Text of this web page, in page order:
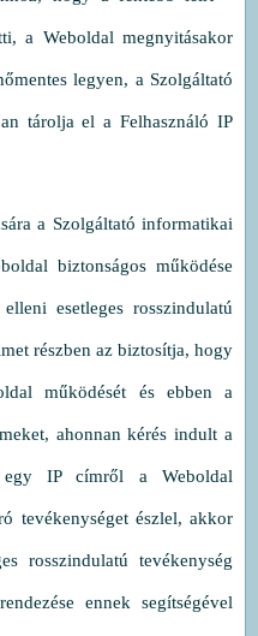
a Weboldal megnyitásakor
legyen, a Szolgáltató
tárolja el a Felhasználó IP
a Szolgáltató informatikai
biztonságos működése
esetleges rosszindulatú
részben az biztosítja, hogy
működését és ebben a
ahonnan kérés indult a
egy IP címről a Weboldal
tevékenységet észlel, akkor
rosszindulatú tevékenység
ennek segítségével